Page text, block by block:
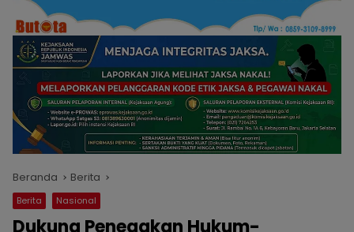
Beranda Berita
Berita Nasional